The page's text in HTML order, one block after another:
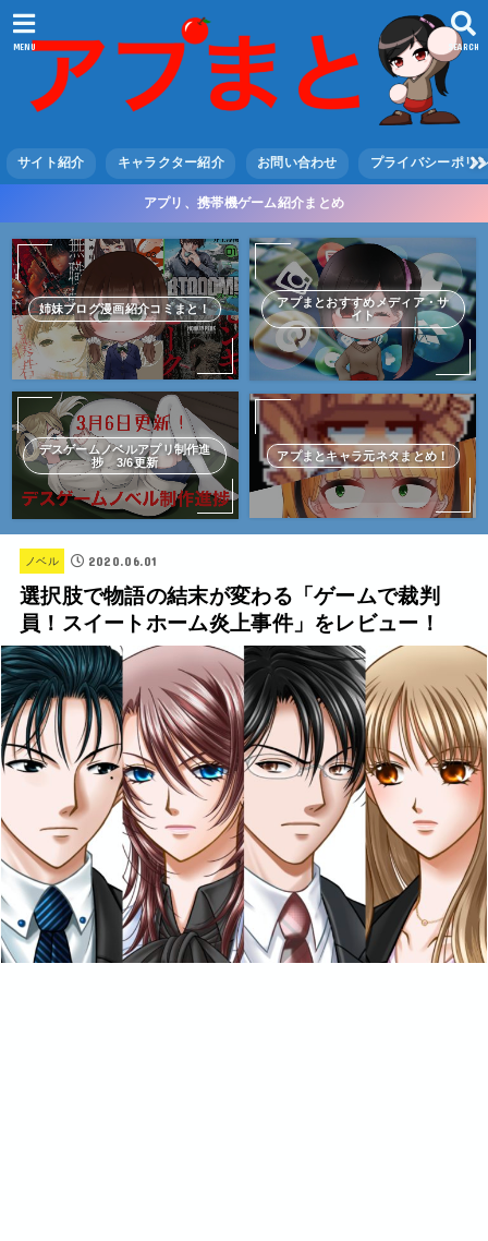
SEARCH
MENU
サイト紹介 キャラクター紹介 お問い合わせ プライバシーポリ
アプリ、携帯機ゲーム紹介まとめ
姉妹ブログ漫画紹介コミまと！
アプまとおすすめメディア・サ
イト
デスゲームノベルアプリ制作進
捗 3/6更新
アプまとキャラ元ネタまとめ！
ノベル 2020.06.01
選択肢で物語の結末が変わる「ゲームで裁判
員！スイートホーム炎上事件」をレビュー！